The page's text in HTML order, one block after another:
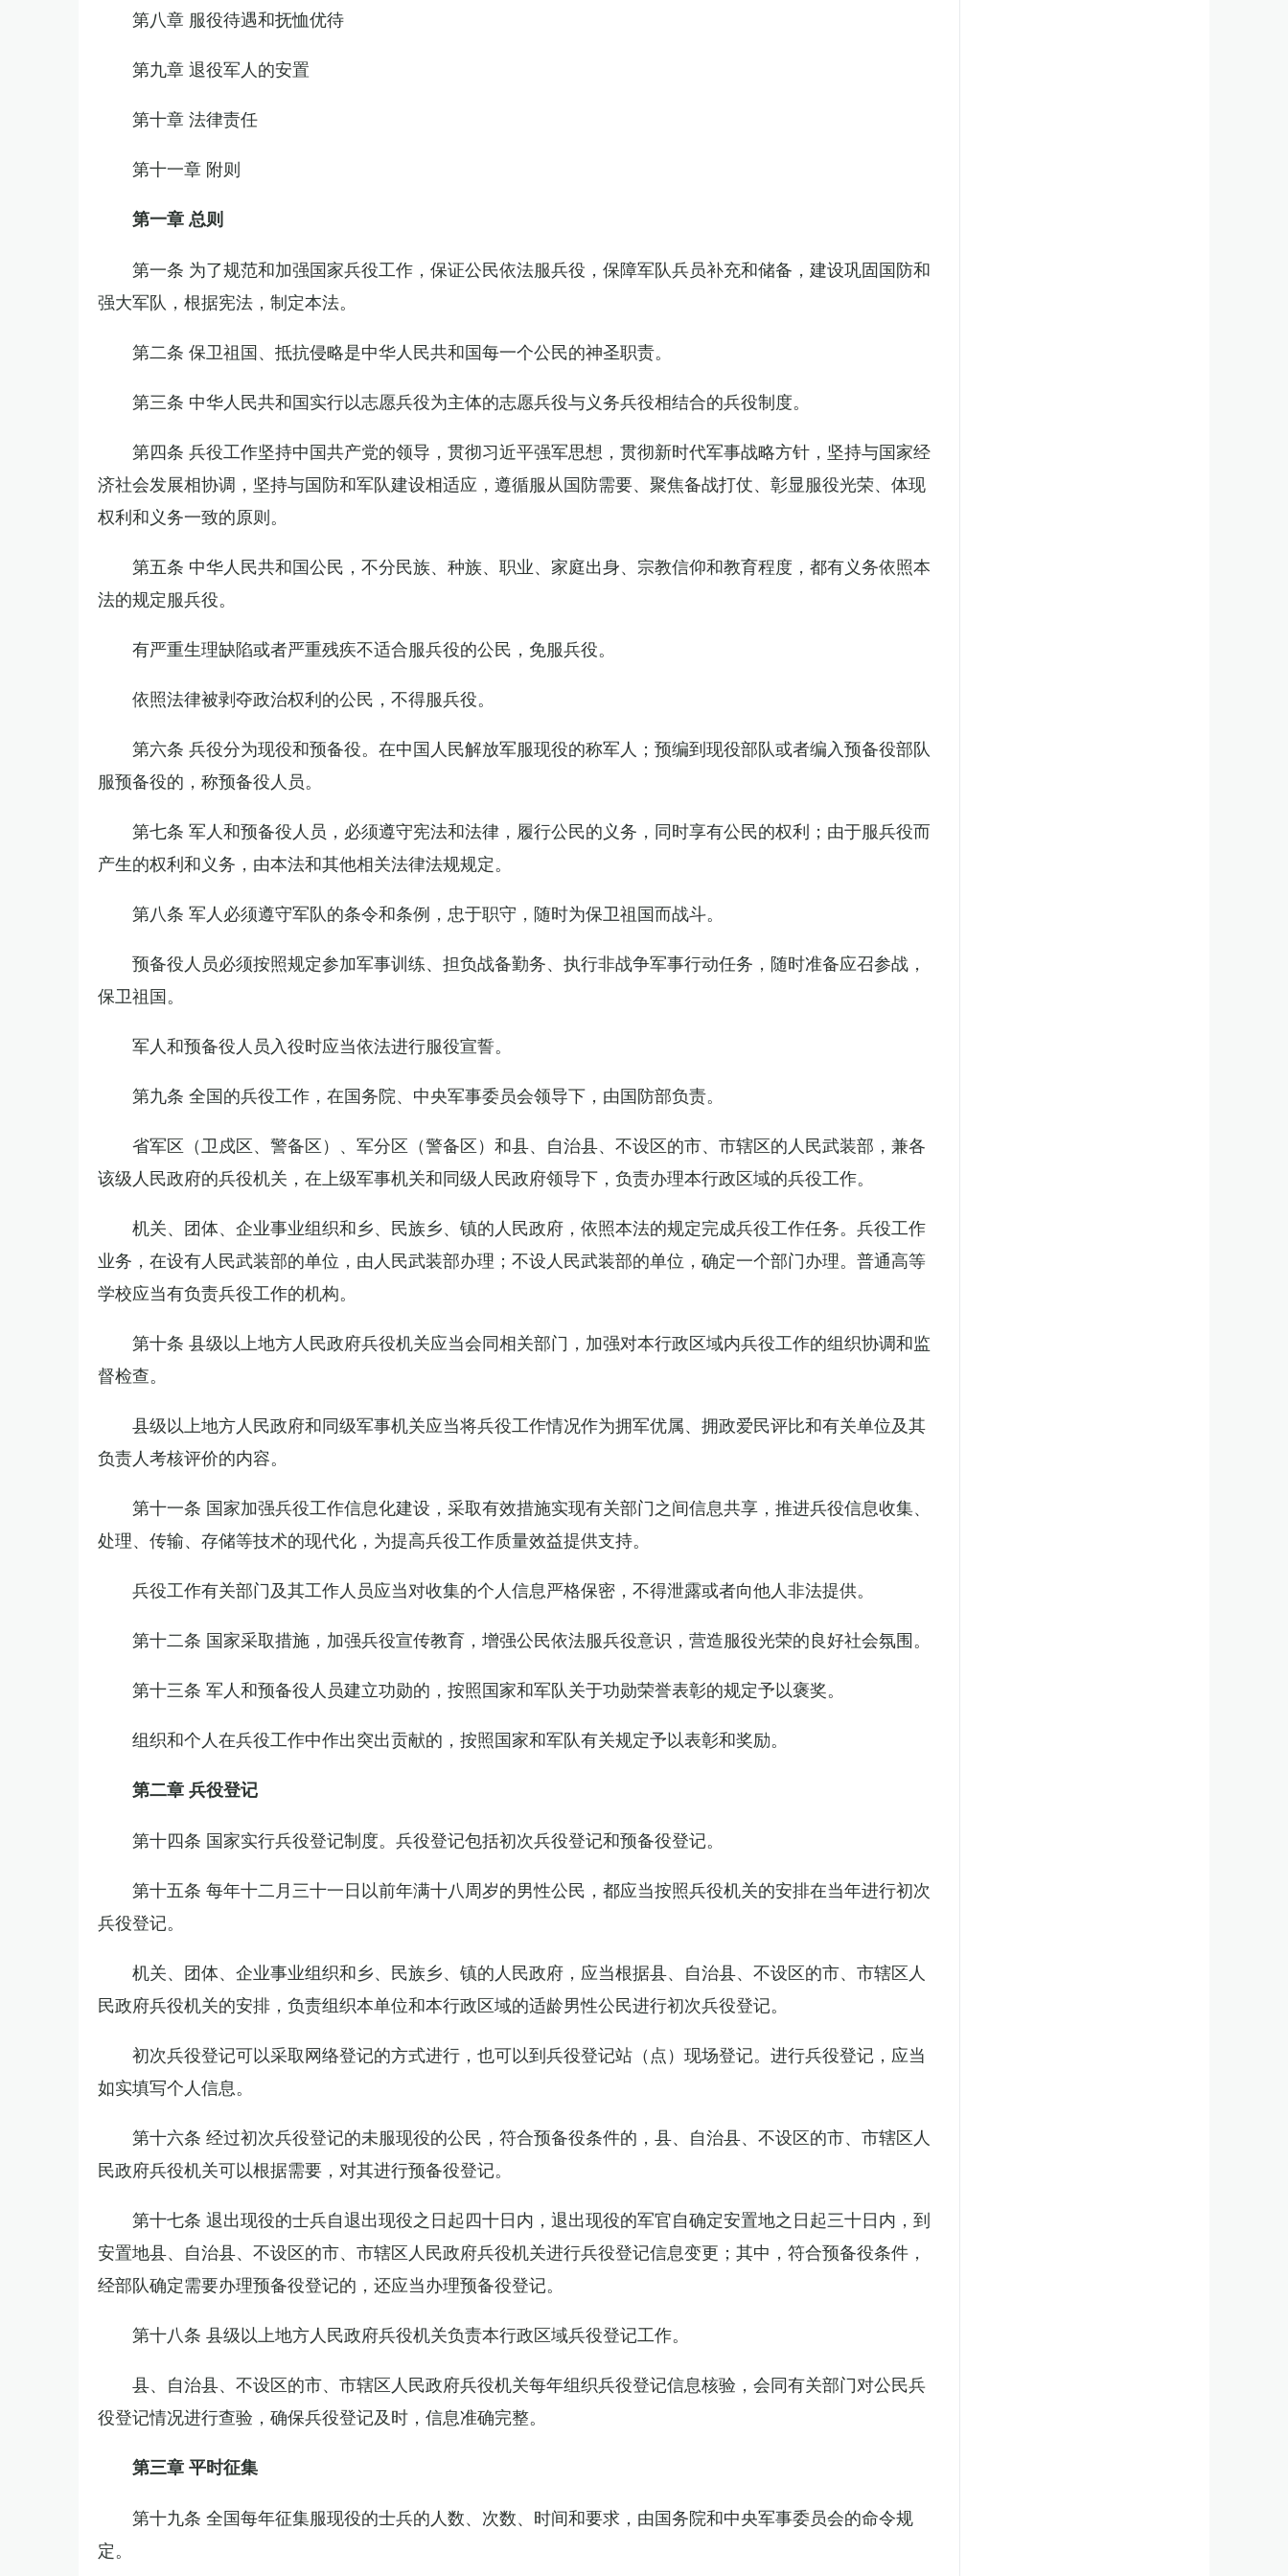
第八章 服役待遇和抚恤优待
第九章 退役军人的安置
第十章 法律责任
第十一章 附则
第一章 总则
第一条 为了规范和加强国家兵役工作，保证公民依法服兵役，保障军队兵员补充和储备，建设巩固国防和
强大军队，根据宪法，制定本法。
第二条 保卫祖国、抵抗侵略是中华人民共和国每一个公民的神圣职责。
第三条 中华人民共和国实行以志愿兵役为主体的志愿兵役与义务兵役相结合的兵役制度。
第四条 兵役工作坚持中国共产党的领导，贯彻习近平强军思想，贯彻新时代军事战略方针，坚持与国家经
济社会发展相协调，坚持与国防和军队建设相适应，遵循服从国防需要、聚焦备战打仗、彰显服役光荣、体现
权利和义务一致的原则。
第五条 中华人民共和国公民，不分民族、种族、职业、家庭出身、宗教信仰和教育程度，都有义务依照本
法的规定服兵役。
有严重生理缺陷或者严重残疾不适合服兵役的公民，免服兵役。
依照法律被剥夺政治权利的公民，不得服兵役。
第六条 兵役分为现役和预备役。在中国人民解放军服现役的称军人；预编到现役部队或者编入预备役部队
服预备役的，称预备役人员。
第七条 军人和预备役人员，必须遵守宪法和法律，履行公民的义务，同时享有公民的权利；由于服兵役而
产生的权利和义务，由本法和其他相关法律法规规定。
第八条 军人必须遵守军队的条令和条例，忠于职守，随时为保卫祖国而战斗。
预备役人员必须按照规定参加军事训练、担负战备勤务、执行非战争军事行动任务，随时准备应召参战，
保卫祖国。
军人和预备役人员入役时应当依法进行服役宣誓。
第九条 全国的兵役工作，在国务院、中央军事委员会领导下，由国防部负责。
省军区（卫戍区、警备区）、军分区（警备区）和县、自治县、不设区的市、市辖区的人民武装部，兼各
该级人民政府的兵役机关，在上级军事机关和同级人民政府领导下，负责办理本行政区域的兵役工作。
机关、团体、企业事业组织和乡、民族乡、镇的人民政府，依照本法的规定完成兵役工作任务。兵役工作
业务，在设有人民武装部的单位，由人民武装部办理；不设人民武装部的单位，确定一个部门办理。普通高等
学校应当有负责兵役工作的机构。
第十条 县级以上地方人民政府兵役机关应当会同相关部门，加强对本行政区域内兵役工作的组织协调和监
督检查。
县级以上地方人民政府和同级军事机关应当将兵役工作情况作为拥军优属、拥政爱民评比和有关单位及其
负责人考核评价的内容。
第十一条 国家加强兵役工作信息化建设，采取有效措施实现有关部门之间信息共享，推进兵役信息收集、
处理、传输、存储等技术的现代化，为提高兵役工作质量效益提供支持。
兵役工作有关部门及其工作人员应当对收集的个人信息严格保密，不得泄露或者向他人非法提供。
第十二条 国家采取措施，加强兵役宣传教育，增强公民依法服兵役意识，营造服役光荣的良好社会氛围。
第十三条 军人和预备役人员建立功勋的，按照国家和军队关于功勋荣誉表彰的规定予以褒奖。
组织和个人在兵役工作中作出突出贡献的，按照国家和军队有关规定予以表彰和奖励。
第二章 兵役登记
第十四条 国家实行兵役登记制度。兵役登记包括初次兵役登记和预备役登记。
第十五条 每年十二月三十一日以前年满十八周岁的男性公民，都应当按照兵役机关的安排在当年进行初次
兵役登记。
机关、团体、企业事业组织和乡、民族乡、镇的人民政府，应当根据县、自治县、不设区的市、市辖区人
民政府兵役机关的安排，负责组织本单位和本行政区域的适龄男性公民进行初次兵役登记。
初次兵役登记可以采取网络登记的方式进行，也可以到兵役登记站（点）现场登记。进行兵役登记，应当
如实填写个人信息。
第十六条 经过初次兵役登记的未服现役的公民，符合预备役条件的，县、自治县、不设区的市、市辖区人
民政府兵役机关可以根据需要，对其进行预备役登记。
第十七条 退出现役的士兵自退出现役之日起四十日内，退出现役的军官自确定安置地之日起三十日内，到
安置地县、自治县、不设区的市、市辖区人民政府兵役机关进行兵役登记信息变更；其中，符合预备役条件，
经部队确定需要办理预备役登记的，还应当办理预备役登记。
第十八条 县级以上地方人民政府兵役机关负责本行政区域兵役登记工作。
县、自治县、不设区的市、市辖区人民政府兵役机关每年组织兵役登记信息核验，会同有关部门对公民兵
役登记情况进行查验，确保兵役登记及时，信息准确完整。
第三章 平时征集
第十九条 全国每年征集服现役的士兵的人数、次数、时间和要求，由国务院和中央军事委员会的命令规
定。